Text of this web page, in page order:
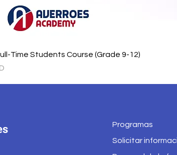
Time Students Course (Grade 9-12)
Programas
Solicitar